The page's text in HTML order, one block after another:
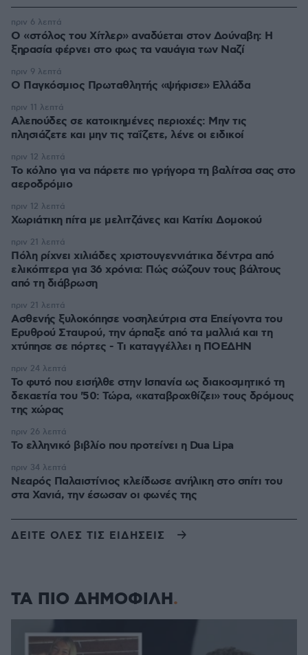
Ο «στόλος του Χίτλερ» αναδύεται στον Δούναβη: Η
ξηρασία φέρνει στο φως τα ναυάγια των Ναζί
πριν 6 λεπτά
Ο Παγκόσμιος Πρωταθλητής «ψήφισε» Ελλάδα
πριν 9 λεπτά
Αλεπούδες σε κατοικημένες περιοχές: Μην τις
πλησιάζετε και μην τις ταΐζετε, λένε οι ειδικοί
πριν 11 λεπτά
Το κόλπο για να πάρετε πιο γρήγορα τη βαλίτσα σας στο
αεροδρόμιο
πριν 12 λεπτά
Χωριάτικη πίτα με μελιτζάνες και Κατίκι Δομοκού
πριν 12 λεπτά
Πόλη ρίχνει χιλιάδες χριστουγεννιάτικα δέντρα από
ελικόπτερα για 36 χρόνια: Πώς σώζουν τους βάλτους
από τη διάβρωση
πριν 21 λεπτά
Ασθενής ξυλοκόπησε νοσηλεύτρια στα Επείγοντα του
Ερυθρού Σταυρού, την άρπαξε από τα μαλλιά και τη
χτύπησε σε πόρτες - Τι καταγγέλλει η ΠΟΕΔΗΝ
πριν 21 λεπτά
Το φυτό που εισήλθε στην Ισπανία ως διακοσμητικό τη
δεκαετία του '50: Τώρα, «καταβροχθίζει» τους δρόμους
της χώρας
πριν 24 λεπτά
Το ελληνικό βιβλίο που προτείνει η Dua Lipa
πριν 26 λεπτά
Νεαρός Παλαιστίνιος κλείδωσε ανήλικη στο σπίτι του
στα Χανιά, την έσωσαν οι φωνές της
πριν 34 λεπτά
ΔΕΙΤΕ ΟΛΕΣ ΤΙΣ ΕΙΔΗΣΕΙΣ
ΤΑ ΠΙΟ ΔΗΜΟΦΙΛΗ